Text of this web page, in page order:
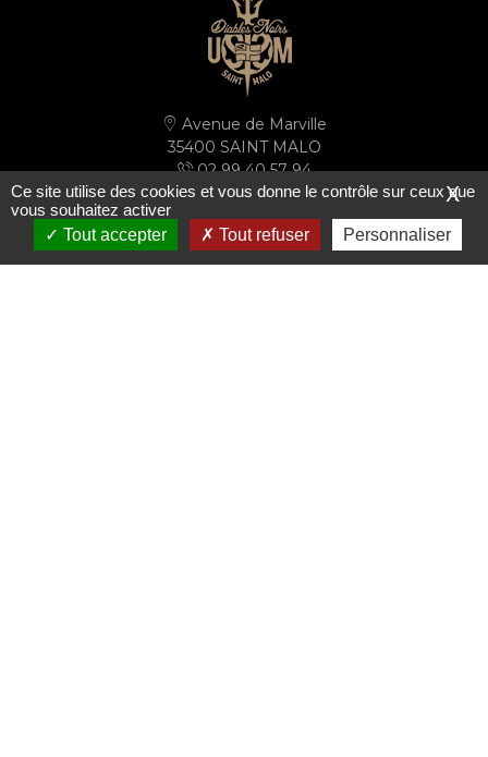
Avenue de Marville
35400 SAINT MALO
02 99 40 57 94
secretariat@ussm.fr
PLAN D'ACCÈS
X
Ce site utilise des cookies et vous donne le contrôle sur ceux que
vous souhaitez activer
Tout accepter
Tout refuser Personnaliser